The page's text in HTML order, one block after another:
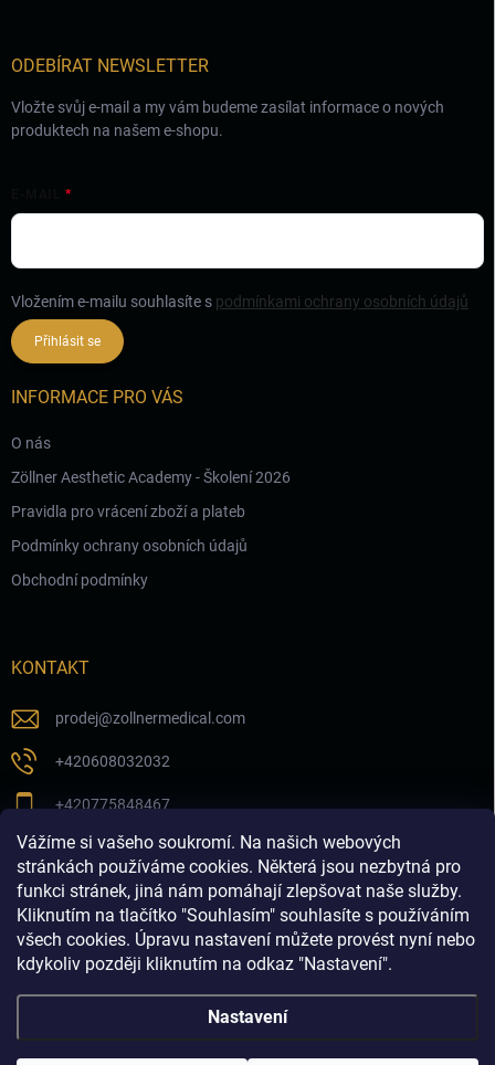
Vážíme si vašeho soukromí. Na našich webových
stránkách používáme cookies. Některá jsou nezbytná pro
funkci stránek, jiná nám pomáhají zlepšovat naše služby.
Kliknutím na tlačítko "Souhlasím" souhlasíte s používáním
všech cookies. Úpravu nastavení můžete provést nyní nebo
kdykoliv později kliknutím na odkaz "Nastavení".
Nastavení
ODEBÍRAT NEWSLETTER
Vložte svůj e-mail a my vám budeme zasílat informace o nových
produktech na našem e-shopu.
Vložením e-mailu souhlasíte s podmínkami ochrany osobních údajů
Přihlásit se
INFORMACE PRO VÁS
O nás
Zöllner Aesthetic Academy - Školení 2026
Pravidla pro vrácení zboží a plateb
Podmínky ochrany osobních údajů
Obchodní podmínky
KONTAKT
prodej@zollnermedical.com
+420608032032
+420775848467
Sledujte nás na našem FB profilu
zollnermedical_eu
Copyright 2026Produkty pro estetickou medicínu a